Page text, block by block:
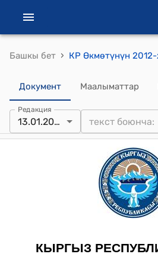
Башкы бет ›
Документ Маалыматтар
Редакция
13.01.2012